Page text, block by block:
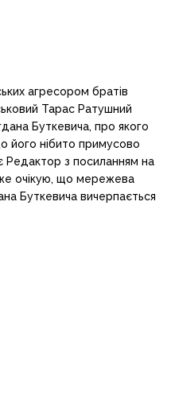
агресором братів
Тарас Ратушний
Буткевича, про якого
його нібито примусово
Редактор з посиланням на
очікую, що мережева
Буткевича вичерпається